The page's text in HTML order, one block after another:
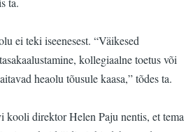
ei teki iseenesest. “Väikesed
kollegiaalne toetus või
heaolu tõusule kaasa,” tõdes ta.
direktor Helen Paju nentis, et tema